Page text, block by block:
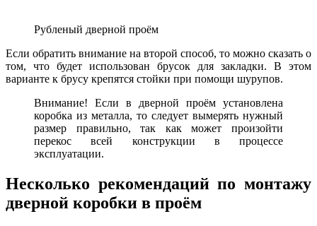
Рубленый дверной проём
Если обратить внимание на второй способ, то можно сказать о
том, что будет использован брусок для закладки. В этом
варианте к брусу крепятся стойки при помощи шурупов.
Внимание! Если в дверной проём установлена
коробка из металла, то следует вымерять нужный
размер правильно, так как может произойти
перекос всей конструкции в процессе
эксплуатации.
Несколько рекомендаций по монтажу
дверной коробки в проём